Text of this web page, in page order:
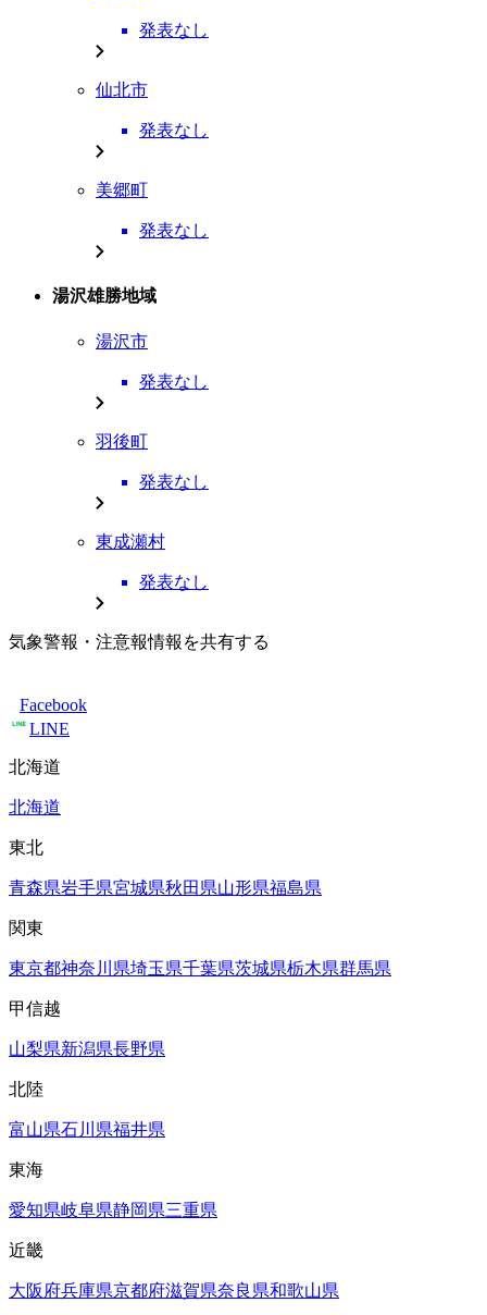
発表なし
仙北市
発表なし
美郷町
発表なし
湯沢雄勝地域
湯沢市
発表なし
羽後町
発表なし
東成瀬村
発表なし
気象警報・注意報情報を共有する
Facebook
LINE
北海道
北海道
東北
青森県岩手県宮城県秋田県山形県福島県
関東
東京都神奈川県埼玉県千葉県茨城県栃木県群馬県
甲信越
山梨県新潟県長野県
北陸
富山県石川県福井県
東海
愛知県岐阜県静岡県三重県
近畿
大阪府兵庫県京都府滋賀県奈良県和歌山県